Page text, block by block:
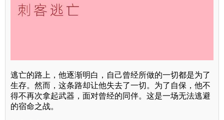
逃亡的路上，他逐渐明白，自己曾经所做的一切都是为了
生存。然而，这条路却让他失去了一切。为了自保，他不
得不再次拿起武器，面对曾经的同伴。这是一场无法逃避
的宿命之战。